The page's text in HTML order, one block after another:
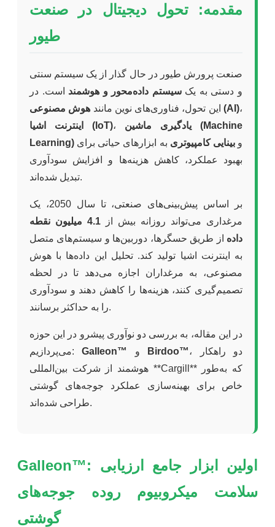
مقدمه: تحول دیجیتال در صنعت
طیور
صنعت پرورش طیور در حال گذار از یک سیستم سنتی
و دستی به یکسیستم داده‌محور و هوشمند است. در
این تحول، فناوری‌های نوین مانند هوش مصنوعی (AI)،
اینترنت اشیا (IoT)، یادگیری ماشین (Machine
Learning)
وبینایی کامپیوتری به ابزارهای حیاتی برای
بهبود عملکرد، کاهش هزینه‌ها و افزایش سودآوری
تبدیل شده‌اند.
بر اساس پیش‌بینی‌های صنعتی، تا سال 2050، یک
مرغداری می‌تواند روزانه بیش از
4.1 میلیون نقطه
داده از طریق حسگرها، دوربین‌ها و سیستم‌های متصل
به اینترنت اشیا تولید کند. تحلیل این داده‌ها با هوش
مصنوعی، به مرغداران اجازه می‌دهد تا در لحظه
تصمیم‌گیری کنند، هزینه‌ها را کاهش دهند و سودآوری
را به حداکثر برسانند.
در این مقاله، به بررسی دو نوآوری پیشرو در این حوزه
می‌پردازیم:Galleon™ Birdoo™، دو راهکار
هوشمند از شرکت بین‌المللی **Cargill** که به‌طور
خاص برای بهینه‌سازی عملکرد جوجه‌های گوشتی
طراحی شده‌اند.
Galleon™: اولین ابزار جامع ارزیابی
سلامت میکروبیوم روده جوجه‌های
گوشتی